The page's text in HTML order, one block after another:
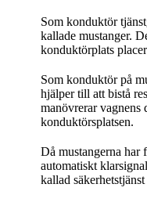
Som konduktör
kallade mustanger.
konduktörplats
Som konduktör på
hjälper till att bistå
manövrerar vagnens
konduktörsplatsen.
Då mustangerna har
automatiskt
kallad